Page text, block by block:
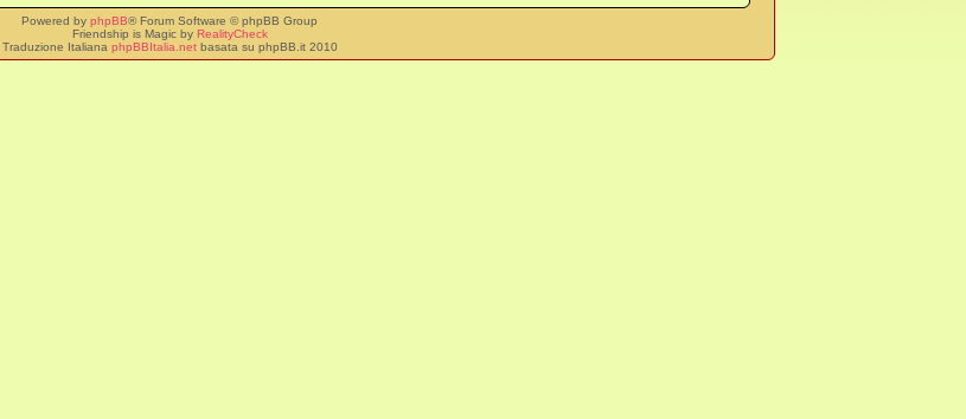
Powered by phpBB® Forum Software © phpBB Group
Friendship is Magic by RealityCheck
Traduzione Italiana phpBBItalia.netbasata su phpBB.it 2010